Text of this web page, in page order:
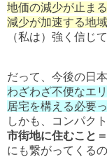
地価の減少が止ま
減少が加速する地
（私は）強く信じ
だって、今後の日
わざわざ不便なエ
居宅を構える必要
しかも、コンパク
市街地に住むこと＝
にも繋がってくる